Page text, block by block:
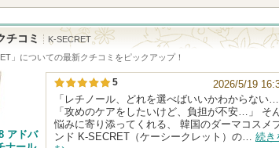
チコミ
K-SECRET
」についての最新クチコミをピックアップ！
アドバ
5
2026/5/19
「レチノール、どれを選べばいいかわからない…
「攻めのケアをしたいけど、負担が不安…」 そ
悩みに寄り添ってくれる、 韓国のダーマコスメ
ンド K-SECRET（ケーシークレット）の… 続き